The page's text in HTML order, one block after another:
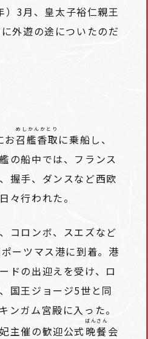
3月、皇太子裕仁親王
外遊の途についたのだ
お召艦香取
めしかんかとり
に乗船し、
の船中では、フランス
握手、ダンスなど西欧
々行われた。
コロンボ、スエズなど
ーツマス港に到着。港
ドの出迎えを受け、ロ
国王ジョージ5世と同
ンガム宮殿に入った。
主催の歓迎公式 晩餐
ばんさん
会